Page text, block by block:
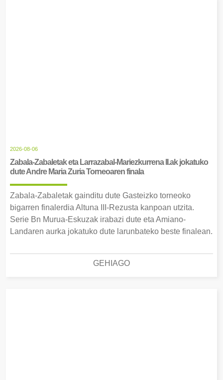
2026-08-06
Zabala-Zabaletak eta Larrazabal-Mariezkurrena II.ak jokatuko
dute Andre Maria Zuria Torneoaren finala
Zabala-Zabaletak gainditu dute Gasteizko torneoko
bigarren finalerdia Altuna III-Rezusta kanpoan utzita.
Serie Bn Murua-Eskuzak irabazi dute eta Amiano-
Landaren aurka jokatuko dute larunbateko beste finalean.
GEHIAGO